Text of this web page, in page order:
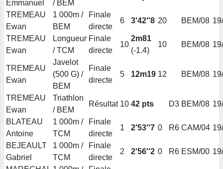
Emmanuel
/ BEM
TREMEAU
Ewan
1 000m /
BEM
Finale
directe
6 3'42''8 20 BEM/08
TREMEAU
Ewan
Longueur
/ TCM
Finale
directe
10
2m81
(-1.4)
10 BEM/08
TREMEAU
Ewan
Javelot
(500 G) /
BEM
Finale
directe
5 12m19 12 BEM/08
TREMEAU
Ewan
Triathlon
/ BEM
Résultat 10 42 pts D3 BEM/08
BLATEAU
Antoine
1 000m /
TCM
Finale
directe
1 2'53''7 0 R6 CAM/04
BEJEAULT
Gabriel
1 000m /
TCM
Finale
directe
2 2'56''2 0 R6 ESM/00